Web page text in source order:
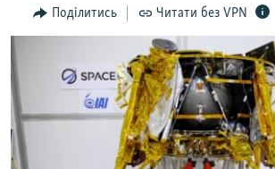
Перейти
до
ПОГЛЯД
ВСЕ ЗА ДЕНЬ
СПЕЦПРОЕКТИ
ЯК ОБІЙТИ БЛОКУВАННЯ
Поділитись Читати без VPN